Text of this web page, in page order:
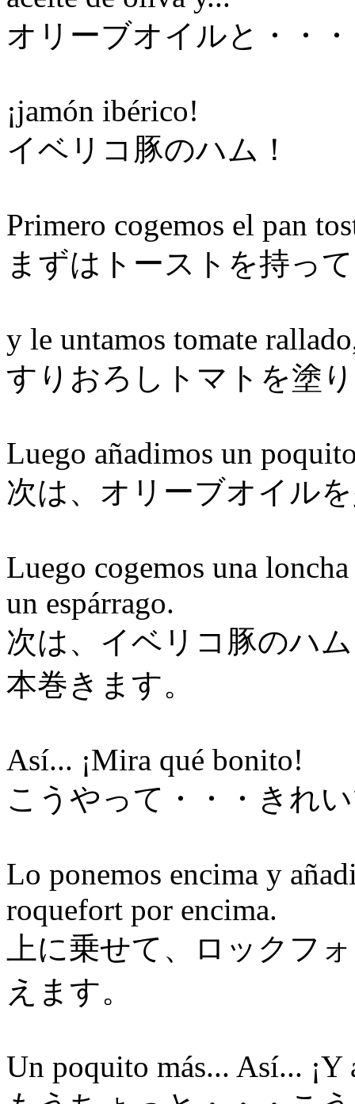
オリーブオイルと・・・
¡jamón ibérico!
イベリコ豚のハム！
Primero cogemos el pan
まずはトーストを持っ
y le untamos tomate
すりおろしトマトを塗
Luego añadimos un
次は、オリーブオイル
Luego cogemos una
un espárrago.
次は、イベリコ豚のハ
本巻きます。
Así... ¡Mira qué bonito!
こうやって・・・きれ
Lo ponemos encima y
roquefort por encima.
上に乗せて、ロックフ
えます。
Un poquito más... Así... ¡Y